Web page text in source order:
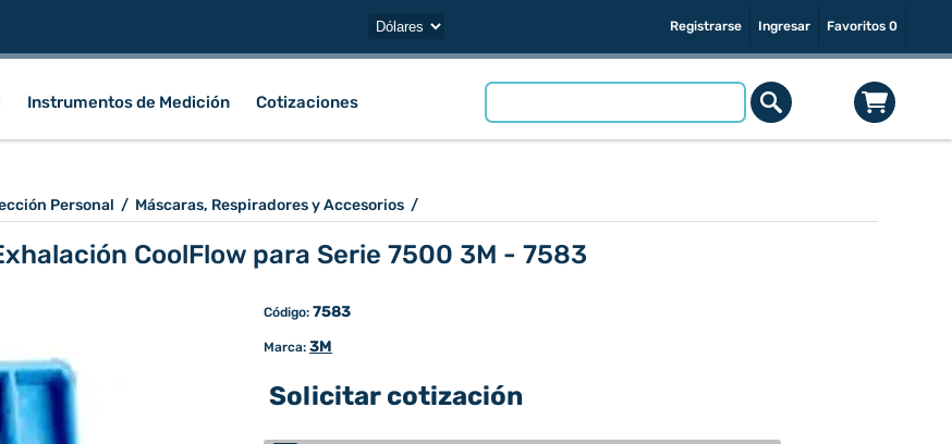
Registrarse Ingresar Favoritos 0
Instrumentos de Medición Cotizaciones
Personal / Máscaras, Respiradores y Accesorios /
CoolFlow para Serie 7500 3M - 7583
Código: 7583
Marca: 3M
Solicitar cotización